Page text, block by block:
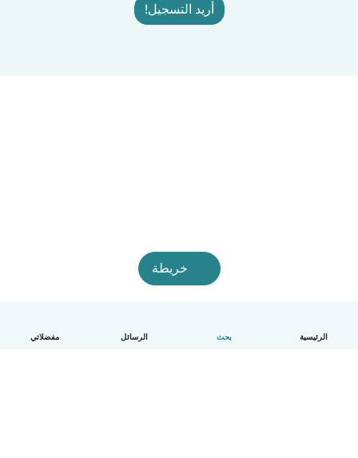
الرئيسية بحث الرسائل مفضلاتي
أريد التسجيل!
خريطة